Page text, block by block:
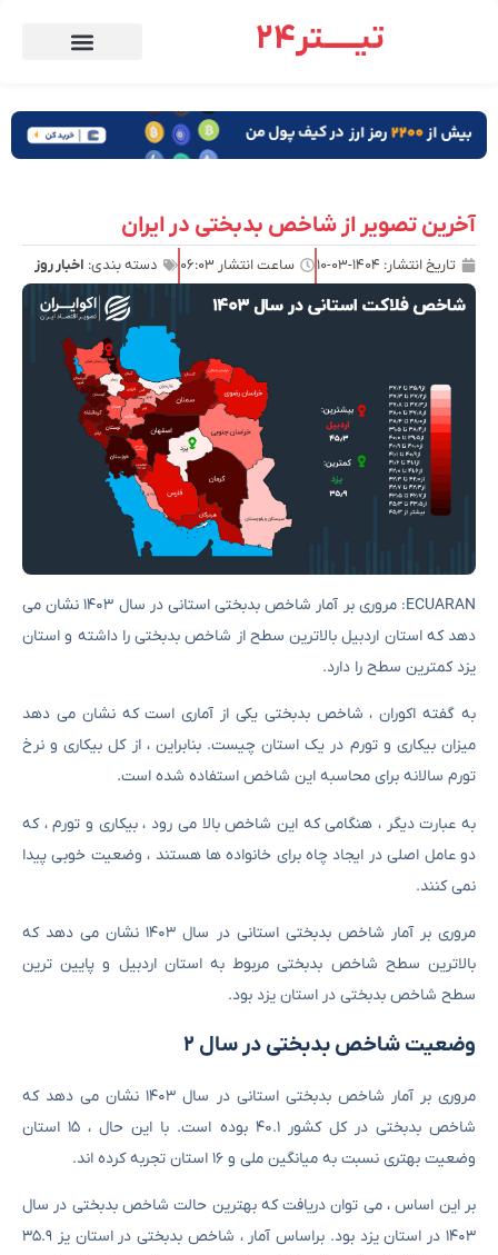
تیـــــتر24
آخرین تصویر از شاخص بدبختی در ایران
تاریخ انتشار: ۱۴۰۴-۰۳-۱۰ ساعت انتشار ۰۶:۰۳ دسته بندی: اخبار روز
ECUARAN: مروری بر آمار شاخص بدبختی استانی در سال ۱۴۰۳ نشان می
دهد که استان اردبیل بالاترین سطح از شاخص بدبختی را داشته و استان
یزد کمترین سطح را دارد.
به گفته اکوران ، شاخص بدبختی یکی از آماری است که نشان می دهد
میزان بیکاری و تورم در یک استان چیست. بنابراین ، از کل بیکاری و نرخ
تورم سالانه برای محاسبه این شاخص استفاده شده است.
به عبارت دیگر ، هنگامی که این شاخص بالا می رود ، بیکاری و تورم ، که
دو عامل اصلی در ایجاد چاه برای خانواده ها هستند ، وضعیت خوبی پیدا
نمی کنند.
مروری بر آمار شاخص بدبختی استانی در سال ۱۴۰۳ نشان می دهد که
بالاترین سطح شاخص بدبختی مربوط به استان اردبیل و پایین ترین
سطح شاخص بدبختی در استان یزد بود.
وضعیت شاخص بدبختی در سال ۲
مروری بر آمار شاخص بدبختی استانی در سال ۱۴۰۳ نشان می دهد که
شاخص بدبختی در کل کشور ۴۰.۱ بوده است. با این حال ، ۱۵ استان
وضعیت بهتری نسبت به میانگین ملی و ۱۶ استان تجربه کرده اند.
بر این اساس ، می توان دریافت که بهترین حالت شاخص بدبختی در سال
۱۴۰۳ در استان یزد بود. براساس آمار ، شاخص بدبختی در استان یز ۳۵.۹